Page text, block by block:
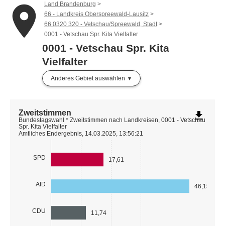
place
Land Brandenburg
66 - Landkreis Oberspreewald-Lausitz
66 0320 320 - Vetschau/Spreewald, Stadt
0001 - Vetschau Spr. Kita Vielfalter
0001 - Vetschau Spr. Kita
Vielfalter
Anderes Gebiet auswählen
SPD
AfD
CDU
17,61
46,15
11,74
Zweitstimmen
Bundestagswahl * Zweitstimmen nach Landkreisen, 0001 - Vetschau
Spr. Kita Vielfalter
Amtliches Endergebnis, 14.03.2025, 13:56:21
file_download